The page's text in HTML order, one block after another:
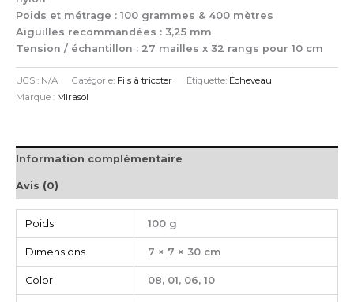
Poids et métrage : 100 grammes & 400 mètres
Aiguilles recommandées : 3,25 mm
Tension / échantillon : 27 mailles x 32 rangs pour 10 cm
UGS : N/A Catégorie: Fils à tricoter Étiquette: Écheveau
Marque : Mirasol
Information complémentaire
Avis (0)
Poids 100 g
Dimensions 7 × 7 × 30 cm
Color 08, 01, 06, 10